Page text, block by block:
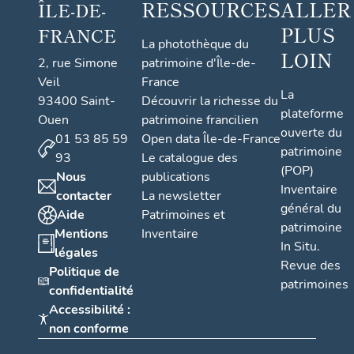
ÎLE-DE-
FRANCE
2, rue Simone
Veil
93400 Saint-
Ouen
01 53 85 59
93
Nous
contacter
Aide
Mentions
légales
Politique de
confidentialité
Accessibilité :
non conforme
RESSOURCES
La photothèque du
patrimoine d'Île-de-
France
Découvrir la richesse du
patrimoine francilien
Open data Île-de-France
Le catalogue des
publications
La newsletter
Patrimoines et
Inventaire
ALLER
PLUS
LOIN
La
plateforme
ouverte du
patrimoine
(POP)
Inventaire
général du
patrimoine
In Situ.
Revue des
patrimoines